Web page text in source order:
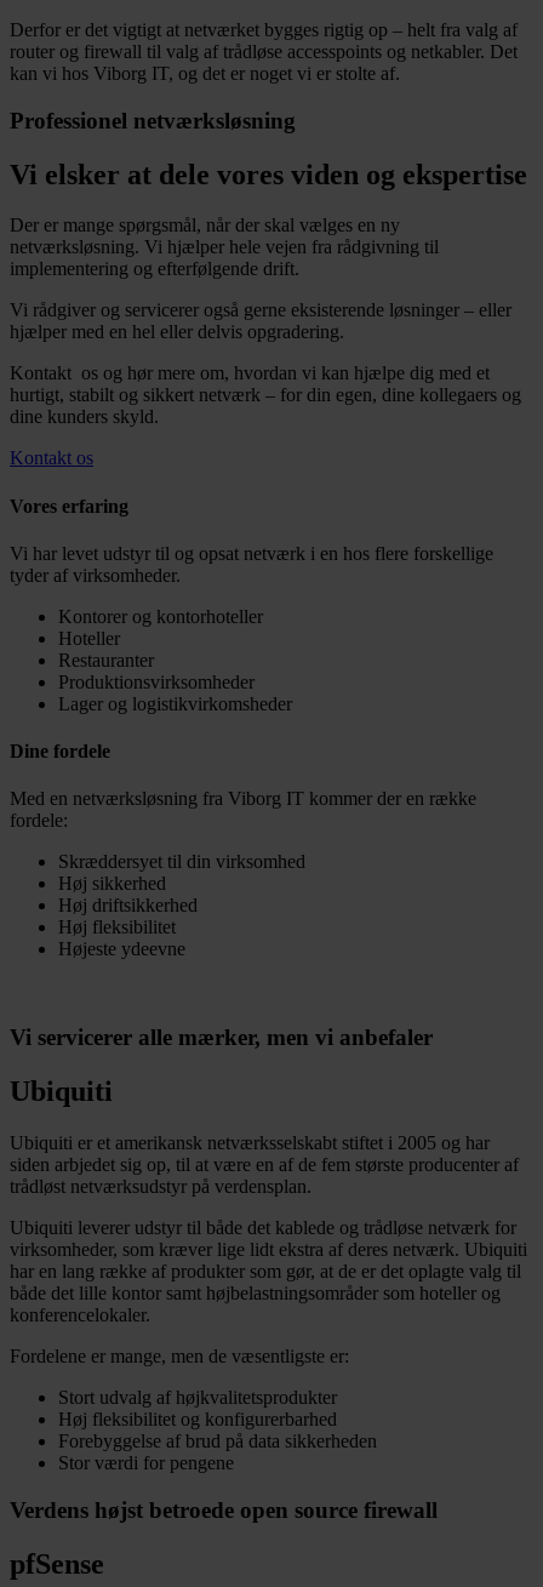
Derfor er det vigtigt at netværket bygges rigtig op – helt fra valg af
router og firewall til valg af trådløse accesspoints og netkabler. Det
kan vi hos Viborg IT, og det er noget vi er stolte af.
Professionel netværksløsning
Vi elsker at dele vores viden og ekspertise
Der er mange spørgsmål, når der skal vælges en ny
netværksløsning. Vi hjælper hele vejen fra rådgivning til
implementering og efterfølgende drift.
Vi rådgiver og servicerer også gerne eksisterende løsninger – eller
hjælper med en hel eller delvis opgradering.
Kontakt os og hør mere om, hvordan vi kan hjælpe dig med et
hurtigt, stabilt og sikkert netværk – for din egen, dine kollegaers og
dine kunders skyld.
Kontakt os
Vores erfaring
Vi har levet udstyr til og opsat netværk i en hos flere forskellige
tyder af virksomheder.
Kontorer og kontorhoteller
Hoteller
Restauranter
Produktionsvirksomheder
Lager og logistikvirkomsheder
Dine fordele
Med en netværksløsning fra Viborg IT kommer der en række
fordele:
Skræddersyet til din virksomhed
Høj sikkerhed
Høj driftsikkerhed
Høj fleksibilitet
Højeste ydeevne
Vi servicerer alle mærker, men vi anbefaler
Ubiquiti
Ubiquiti er et amerikansk netværksselskabt stiftet i 2005 og har
siden arbjedet sig op, til at være en af de fem største producenter af
trådløst netværksudstyr på verdensplan.
Ubiquiti leverer udstyr til både det kablede og trådløse netværk for
virksomheder, som kræver lige lidt ekstra af deres netværk. Ubiquiti
har en lang række af produkter som gør, at de er det oplagte valg til
både det lille kontor samt højbelastningsområder som hoteller og
konferencelokaler.
Fordelene er mange, men de væsentligste er:
Stort udvalg af højkvalitetsprodukter
Høj fleksibilitet og konfigurerbarhed
Forebyggelse af brud på data sikkerheden
Stor værdi for pengene
Verdens højst betroede open source firewall
pfSense